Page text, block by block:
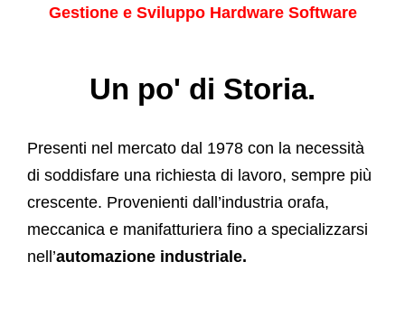
Gestione e Sviluppo Hardware Software
Un po' di Storia.
Presenti nel mercato dal 1978 con la necessità
di soddisfare una richiesta di lavoro, sempre più
crescente. Provenienti dall’industria orafa,
meccanica e manifatturiera fino a specializzarsi
nell’automazione industriale.